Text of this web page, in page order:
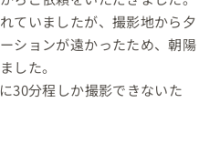
ていましたが、撮影地から夕
ションが遠かったため、朝陽
した。
30分程しか撮影できないた